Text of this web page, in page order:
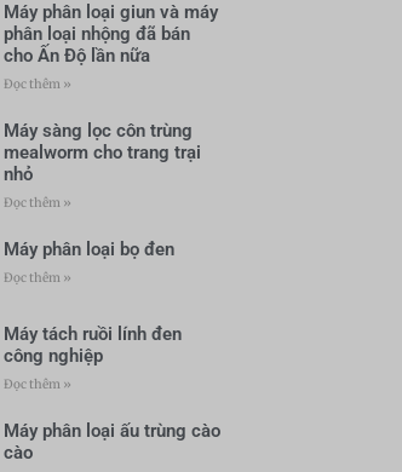
Máy phân loại giun và máy
phân loại nhộng đã bán
cho Ấn Độ lần nữa
Đọc thêm »
Máy sàng lọc côn trùng
mealworm cho trang trại
nhỏ
Đọc thêm »
Máy phân loại bọ đen
Đọc thêm »
Máy tách ruồi lính đen
công nghiệp
Đọc thêm »
Máy phân loại ấu trùng cào
cào